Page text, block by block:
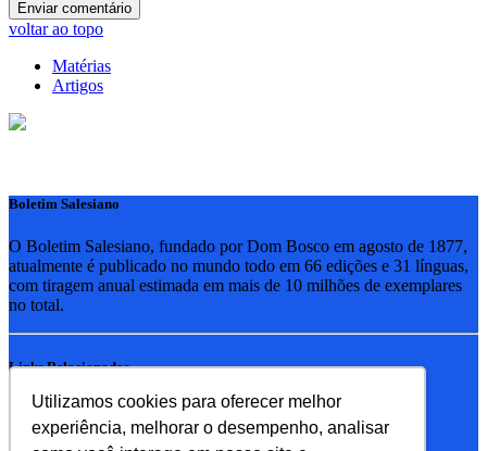
Utilizamos cookies para oferecer melhor
experiência, melhorar o desempenho, analisar
voltar ao topo
Matérias
Artigos
Boletim Salesiano
O Boletim Salesiano, fundado por Dom Bosco em agosto de 1877,
atualmente é publicado no mundo todo em 66 edições e 31 línguas,
com tiragem anual estimada em mais de 10 milhões de exemplares
no total.
Links Relacionados
RSB - Rede Salesiana Brasil
EDEBE - Editora